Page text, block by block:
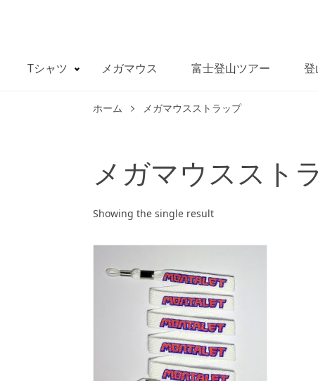
Tシャツ メガマウス 富士登山ツアー 登
ホーム メガマウスストラップ
メガマウススト
Showing the single result